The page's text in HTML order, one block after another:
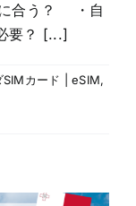
に合う？ ・自
要？ [...]
SIMカード | eSIM,